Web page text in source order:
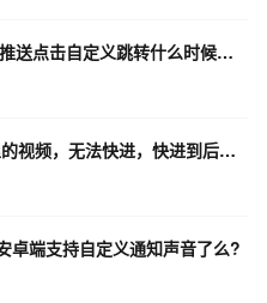
应用研发平台EMAS中安卓的离线推送点击自定义跳转什么时候能实现？
阿里云网盘与相册安卓端看网盘里的视频，无法快进，快进到后面，缓冲完就从头播放？
卓端支持自定义通知声音了么?